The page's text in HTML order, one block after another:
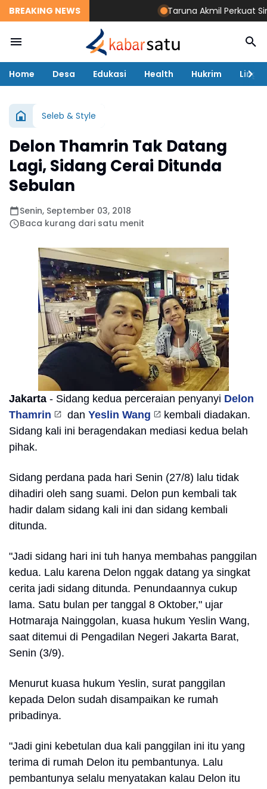
BREAKING NEWS Taruna Akmil Perkuat
Home Desa Edukasi Health Hukrim
Seleb & Style
Delon Thamrin Tak Datang
Lagi, Sidang Cerai Ditunda
Sebulan
Senin, September 03, 2018
Baca kurang dari satu menit
Jakarta - Sidang kedua perceraian penyanyi Delon
Thamrin
dan Yeslin Wang
kembali diadakan.
Sidang kali ini beragendakan mediasi kedua belah
pihak.
Sidang perdana pada hari Senin (27/8) lalu tidak
dihadiri oleh sang suami. Delon pun kembali tak
hadir dalam sidang kali ini dan sidang kembali
ditunda.
"Jadi sidang hari ini tuh hanya membahas panggilan
kedua. Lalu karena Delon nggak datang ya singkat
cerita jadi sidang ditunda. Penundaannya cukup
lama. Satu bulan per tanggal 8 Oktober," ujar
Hotmaraja Nainggolan, kuasa hukum Yeslin Wang,
saat ditemui di Pengadilan Negeri Jakarta Barat,
Senin (3/9).
Menurut kuasa hukum Yeslin, surat panggilan
kepada Delon sudah disampaikan ke rumah
pribadinya.
"Jadi gini kebetulan dua kali panggilan ini itu yang
terima di rumah Delon itu pembantunya. Lalu
pembantunya selalu menyatakan kalau Delon itu